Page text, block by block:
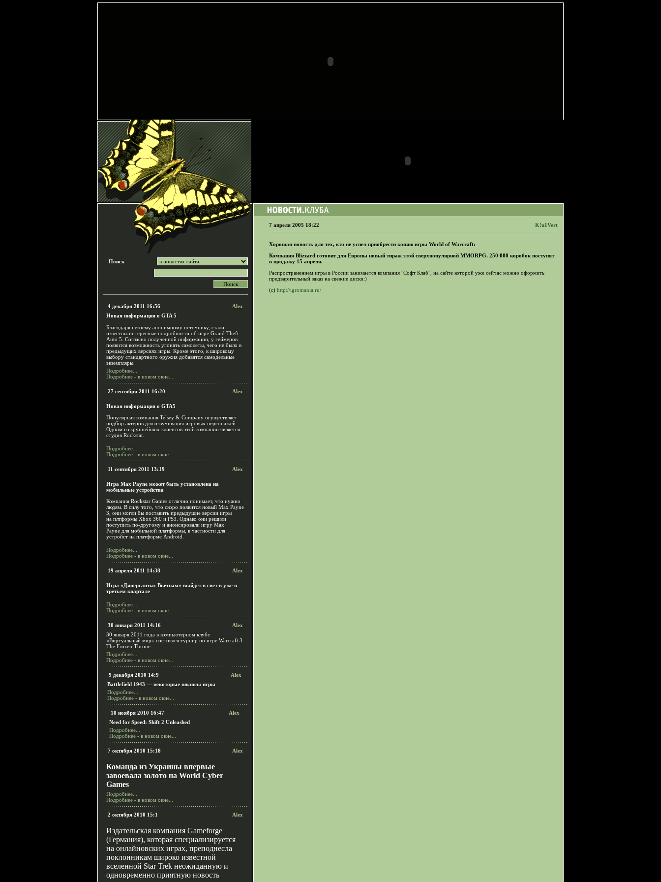
Поиск
4 декабря 2011 16:56
Alex
Новая информация о GTA 5
Благодаря некоему анонимному источнику, стали
известны интересные подробности об игре Grand Theft
Auto 5. Согласно полученной информации, у геймеров
появится возможность угонять самолеты, чего не было в
предыдущих версиях игры. Кроме этого, к широкому
выбору стандартного оружия добавятся самодельные
экземпляры.
Подробнее...
Подробнее - в новом окне...
27 сентября 2011 16:20 Alex
Новая информация о GTA5
Популярная компания Telsey & Company осуществляет
подбор актеров для озвучивания игровых персонажей.
Одним из крупнейших клиентов этой компании является
студия Rockstar.
Подробнее...
Подробнее - в новом окне...
11 сентября 2011 13:19 Alex
Игра Max Payne может быть установлена на
мобильные устройства
Компания Rockstar Games отлично понимает, что нужно
людям. В силу того, что скоро появится новый Max Payne
3, они могли бы поставить предыдущие версии игры
на плтформы Xbox 360 и PS3. Однако они решили
поступить по-другому и анонсировали игру Max
Payne для мобильной платформы, в частности для
устройст на платформе Android.
Подробнее...
Подробнее - в новом окне...
19 апреля 2011 14:38 Alex
Игра «Диверсанты: Вьетнам» выйдет в свет в уже в
третьем квартале
Подробнее...
Подробнее - в новом окне...
30 января 2011 14:16
Alex
30 января 2011 года в компьютерном клубе
«Виртуальный мир» состоялся турнир по игре Warcraft 3:
The Frozen Throne.
Подробнее...
Подробнее - в новом окне...
9 декабря 2010 14:9
Alex
Battlefield 1943 — некоторые нюансы игры
Подробнее...
Подробнее - в новом окне...
18 ноября 2010 16:47
Alex
Need for Speed: Shift 2 Unleashed
Подробнее...
Подробнее - в новом окне...
7 октября 2010 15:18 Alex
Команда из Украины впервые
завоевала золото на World Cyber
Games
Подробнее...
Подробнее - в новом окне...
2 октября 2010 15:1 Alex
Издательская компания Gameforge
(Германия), которая специализируется
на онлайновских играх, преподнесла
поклонникам широко известной
вселенной Star Trek неожиданную и
одновременно приятную новость
7 апреля 2005 18:22 K!u1Vert
Хорошая новость для тех, кто не успел приобрести копию игры World of Warcraft:
Компания Blizzard готовит для Европы новый тираж этой сверхпопулярной MMORPG. 250 000 коробок поступят
в продажу 15 апреля.
Распространением игры в России занимается компания "Софт Клаб", на сайте которой уже сейчас можно оформить
предварительный заказ на свежие диски:)
(c) http://igromania.ru/